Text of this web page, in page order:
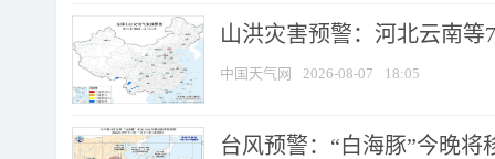
山洪灾害预警：河北云南
中国天气网 2026-08-07 18:05
台风预警：“白海豚”今晚将